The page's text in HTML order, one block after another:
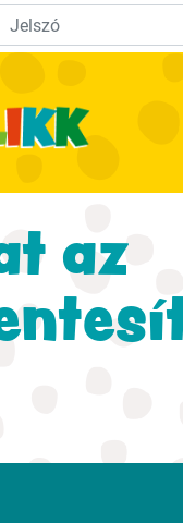
felfedezés
Természet
Kalandjáték
Ügyeskedj!
az